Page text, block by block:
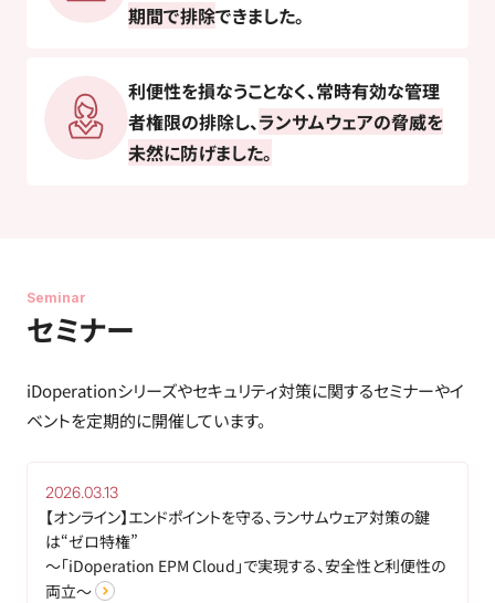
期間で排除できました。
利便性を損なうことなく、常時有効な管理
者権限の排除し、ランサムウェアの脅威を
未然に防げました。
Seminar
セミナー
iDoperationシリーズやセキュリティ対策に関するセミナーやイ
ベントを定期的に開催しています。
2026.03.13
【オンライン】エンドポイントを守る、ランサムウェア対策の鍵
は“ゼロ特権”
～「iDoperation EPM Cloud」で実現する、安全性と利便性の
両立～